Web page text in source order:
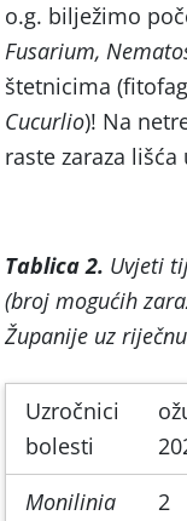
o.g. bilježimo
Fusarium,
štetnicima
Cucurlio)! Na
raste zaraza
Tablica 2. Uvjeti
(broj mogućih
Županije uz
Uzročnici
bolesti
Monilinia
2